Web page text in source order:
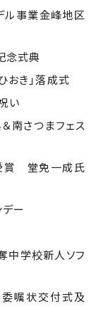
事業金峰地区
念式典
き」落成式
い
さつまフェス
賞 堂免一成氏
ー
学校新人ソフ
嘱状交付式及